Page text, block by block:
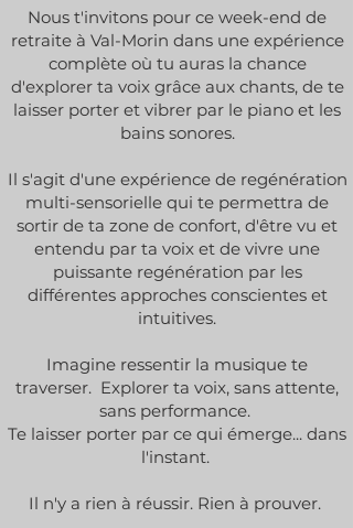
Nous t'invitons pour ce week-end de
retraite à Val-Morin dans une expérience
complète où tu auras la chance
d'explorer ta voix grâce aux chants, de te
laisser porter et vibrer par le piano et les
bains sonores.
Il s'agit d'une expérience de regénération
multi-sensorielle qui te permettra de
sortir de ta zone de confort, d'être vu et
entendu par ta voix et de vivre une
puissante regénération par les
différentes approches conscientes et
intuitives.
Imagine ressentir la musique te
traverser. Explorer ta voix, sans attente,
sans performance.
Te laisser porter par ce qui émerge... dans
l'instant.
Il n'y a rien à réussir. Rien à prouver.